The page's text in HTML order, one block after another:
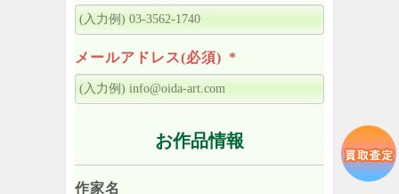
メールアドレス(必須) *
お作品情報
作家名